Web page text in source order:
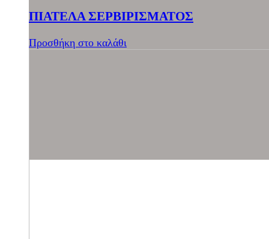
ΠΙΑΤΕΛΑ ΣΕΡΒΙΡΙΣΜΑΤΟΣ
Προσθήκη στο καλάθι